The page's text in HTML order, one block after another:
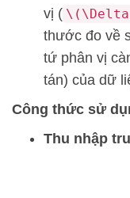
vị ( \(\Delta
thước đo về
tứ phân vị
tán) của dữ
Công thức sử
Thu nhập